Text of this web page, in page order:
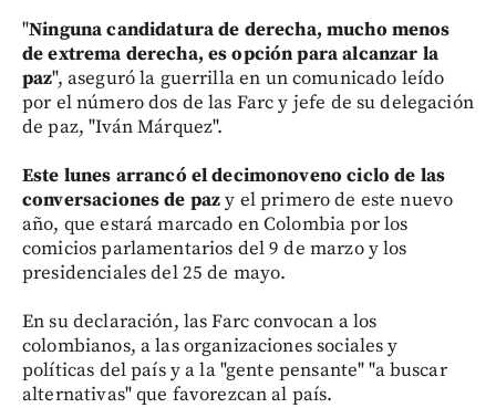
"Ninguna candidatura de derecha, mucho menos
de extrema derecha, es opción para alcanzar la
paz", aseguró la guerrilla en un comunicado leído
por el número dos de las Farc y jefe de su delegación
de paz, "Iván Márquez".
Este lunes arrancó el decimonoveno ciclo de las
conversaciones de pazy el primero de este nuevo
año, que estará marcado en Colombia por los
comicios parlamentarios del 9 de marzo y los
presidenciales del 25 de mayo.
En su declaración, las Farc convocan a los
colombianos, a las organizaciones sociales y
políticas del país y a la "gente pensante" "a buscar
alternativas" que favorezcan al país.